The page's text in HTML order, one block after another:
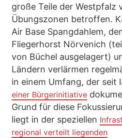
große Teile der Westpfalz
Übungszonen betroffen.
Air Base Spangdahlem,
Fliegerhorst Nörvenich
von Büchel ausgelagert)
Ländern verlärmen
in einem Umfang, der seit
einer Bürgerinitiative
Grund für diese
liegt in der speziellen
regional verteilt liegenden